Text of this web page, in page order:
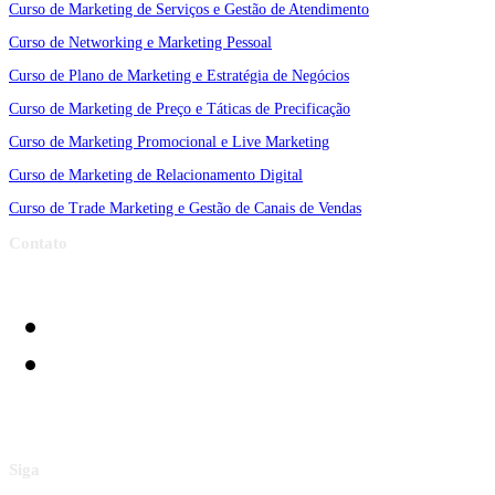
Curso de Marketing de Serviços e Gestão de Atendimento
Curso de Networking e Marketing Pessoal
Curso de Plano de Marketing e Estratégia de Negócios
Curso de Marketing de Preço e Táticas de Precificação
Curso de Marketing Promocional e Live Marketing
Curso de Marketing de Relacionamento Digital
Curso de Trade Marketing e Gestão de Canais de Vendas